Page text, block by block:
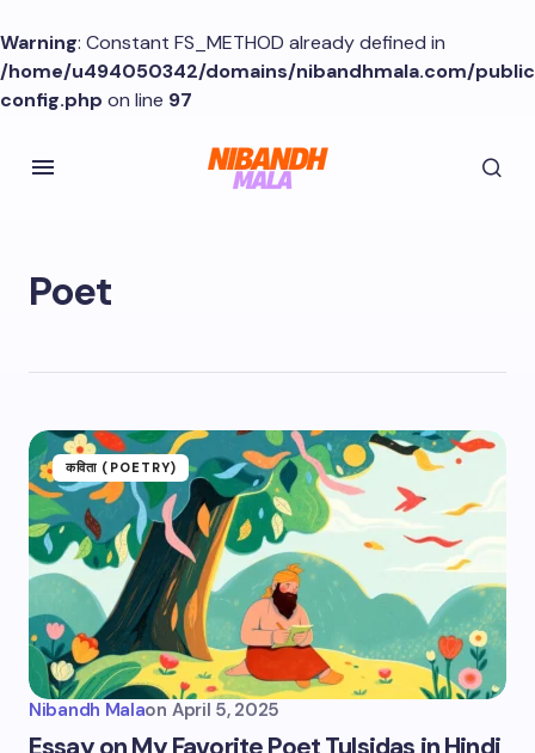
Warning: Constant FS_METHOD already defined in
/home/u494050342/domains/nibandhmala.com/
config.php on line 97
Poet
कविता (POETRY)
Nibandh Malaon April 5, 2025